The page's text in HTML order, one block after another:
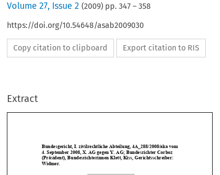
Volume27, Issue 2 (2009) pp.347 –358
https://doi.org/10.54648/asab2009030
Copy citation to clipboard Export citation to RIS
Extract
 
 
 

Widmer.